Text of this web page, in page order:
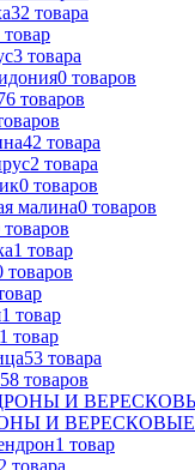
32 товара
товар
3 товара
0 товаров
товаров
42 товара
2 товара
0 товаров
малина0 товаров
товаров
1 товар
товаров
1 товар
1 товар
53 товара
товаров
И ВЕРЕСКОВЫЕ
1 товар
товара